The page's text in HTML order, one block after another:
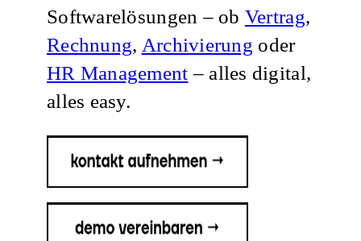
Softwarelösungen – ob Vertrag,
Rechnung, Archivierung oder
HR Management – alles digital,
alles easy.